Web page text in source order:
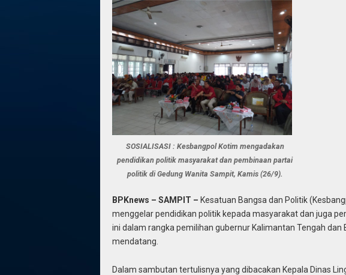
SOSIALISASI : Kesbangpol Kotim mengadakan
pendidikan politik masyarakat dan pembinaan partai
politik di Gedung Wanita Sampit, Kamis (26/9).
BPKnews – SAMPIT – Kesatuan Bangsa dan Politik
menggelar pendidikan politik kepada masyarakat dan juga
ini dalam rangka pemilihan gubernur Kalimantan Tengah
mendatang.
Dalam sambutan tertulisnya yang dibacakan Kepala Dinas